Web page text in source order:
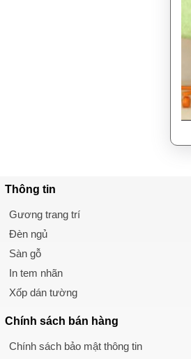
Thông tin
Gương trang trí
Đèn ngủ
Sàn gỗ
In tem nhãn
Xốp dán tường
Chính sách bán hàng
Chính sách bảo mật thông tin